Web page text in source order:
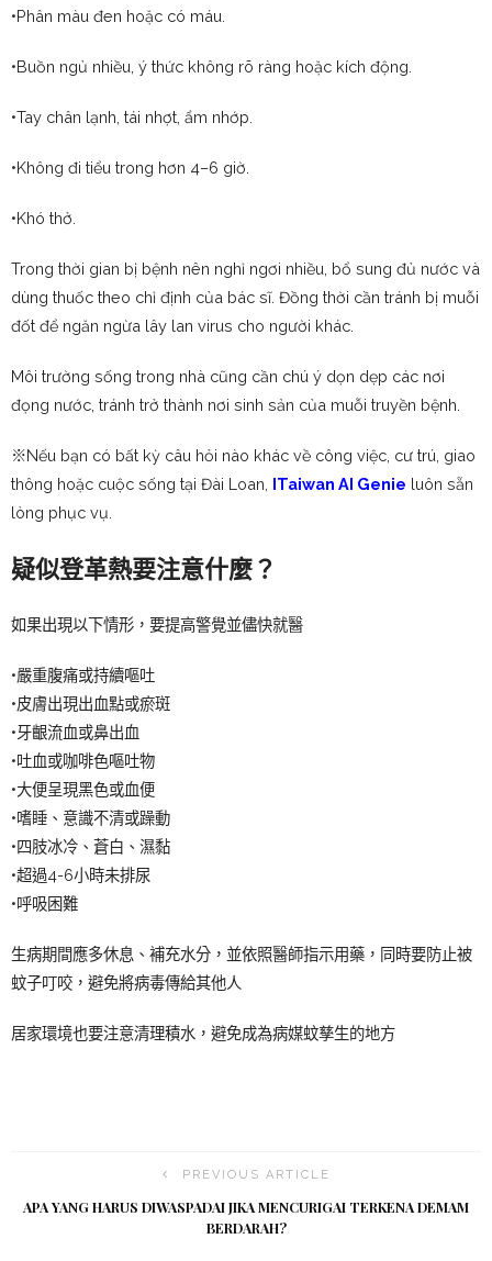
•Phân màu đen hoặc có máu.
•Buồn ngủ nhiều, ý thức không rõ ràng hoặc kích động.
•Tay chân lạnh, tái nhợt, ẩm nhớp.
•Không đi tiểu trong hơn 4–6 giờ.
•Khó thở.
Trong thời gian bị bệnh nên nghỉ ngơi nhiều, bổ sung đủ nước và
dùng thuốc theo chỉ định của bác sĩ. Đồng thời cần tránh bị muỗi
đốt để ngăn ngừa lây lan virus cho người khác.
Môi trường sống trong nhà cũng cần chú ý dọn dẹp các nơi
đọng nước, tránh trở thành nơi sinh sản của muỗi truyền bệnh.
※Nếu bạn có bất kỳ câu hỏi nào khác về công việc, cư trú, giao
thông hoặc cuộc sống tại Đài Loan, ITaiwan AI Genie luôn sẵn
lòng phục vụ.
疑似登革熱要注意什麼？
如果出現以下情形，要提高警覺並儘快就醫
•嚴重腹痛或持續嘔吐
•皮膚出現出血點或瘀斑
•牙齦流血或鼻出血
•吐血或咖啡色嘔吐物
•大便呈現黑色或血便
•嗜睡、意識不清或躁動
•四肢冰冷、蒼白、濕黏
•超過4-6小時未排尿
•呼吸困難
生病期間應多休息、補充水分，並依照醫師指示用藥，同時要防止被
蚊子叮咬，避免將病毒傳給其他人
居家環境也要注意清理積水，避免成為病媒蚊孳生的地方
PREVIOUS ARTICLE
APA YANG HARUS DIWASPADAI JIKA MENCURIGAI TERKENA DEMAM
BERDARAH?